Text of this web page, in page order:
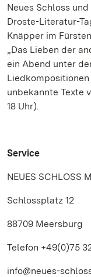
Neues Schloss
Droste-Literatur-
Knäpper im
„Das Lieben der
ein Abend unter
unbekannte Texte
18 Uhr).
Service
NEUES SCHLOSS
Schlossplatz 12
88709 Meersburg
Telefon +49(0)75
info@neues-